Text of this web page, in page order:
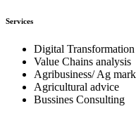
Services
Digital Transformation
Value Chains analysis
Agribusiness/ Ag
Agricultural advice
Bussines Consulting